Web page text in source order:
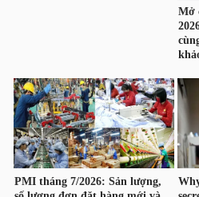
Mã
chứng
khoán
(-)